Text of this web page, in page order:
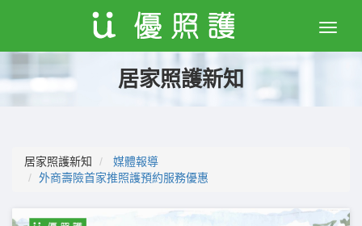
Toggle
居家照護新知
居家照護新知
媒體報導
外商壽險首家推照護預約服務優惠